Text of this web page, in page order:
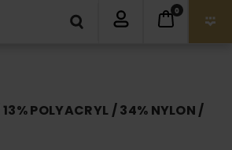
0
POLYACRYL / 34% NYLON /